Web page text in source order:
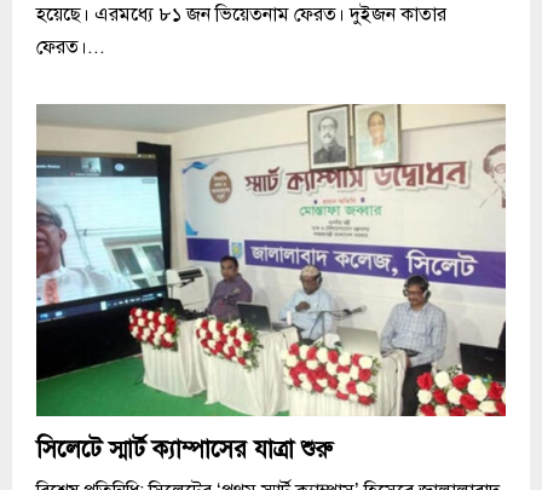
হয়েছে। এরমধ্যে ৮১ জন ভিয়েতনাম ফেরত। দুইজন কাতার
ফেরত।...
সিলেটে স্মার্ট ক্যাম্পাসের যাত্রা শুরু